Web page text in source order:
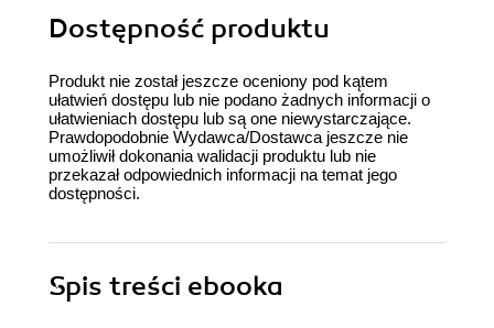
Dostępność produktu
Produkt nie został jeszcze oceniony pod kątem
ułatwień dostępu lub nie podano żadnych informacji o
ułatwieniach dostępu lub są one niewystarczające.
Prawdopodobnie Wydawca/Dostawca jeszcze nie
umożliwił dokonania walidacji produktu lub nie
przekazał odpowiednich informacji na temat jego
dostępności.
Spis treści ebooka